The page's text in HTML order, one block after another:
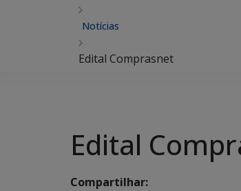
Notícias
Edital Comprasnet
Edital
Compartilhar: